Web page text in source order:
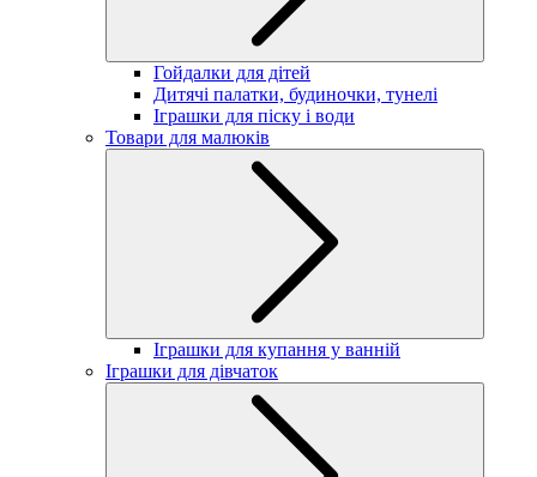
Гойдалки для дітей
Дитячі палатки, будиночки, тунелі
Іграшки для піску і води
Товари для малюків
Іграшки для купання у ванній
Іграшки для дівчаток